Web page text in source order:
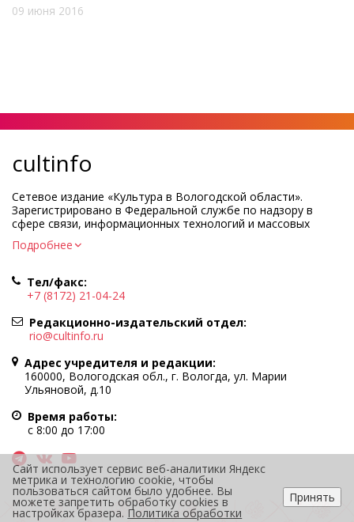
09 июня 2016
cultinfo
Сетевое издание «Культура в Вологодской области».
Зарегистрировано в Федеральной службе по надзору в
сфере связи, информационных технологий и массовых
коммуникаций.
Регистрационный номер и дата принятия решения о
Учредитель КУ ВО «Информационно-аналитический центр
культуры»
Адрес учредителя и редакции: 160000, Вологодская обл., г.
Вологда, ул. Марии Ульяновой, д.10
Главный редактор — Легчанова Елена Григорьевна
Политика в отношении обработки персональных данных
При полном или частичном использовании информации
портала гиперссылка на cultinfo.ru обязательна.
Редакция не несет ответственности за достоверность
информации, содержащейся в рекламных объявлениях.
12+
Подробнее
Тел/факс:
+7 (8172) 21-04-24
Редакционно-издательский отдел:
rio@cultinfo.ru
Адрес учредителя и редакции:
160000, Вологодская обл., г. Вологда, ул. Марии
Ульяновой, д.10
Время работы:
с 8:00 до 17:00
Сайт использует сервис веб-аналитики Яндекс
метрика и технологию cookie, чтобы
пользоваться сайтом было удобнее. Вы
можете запретить обработку cookies в
настройках бразера. Политика обработки
Принять